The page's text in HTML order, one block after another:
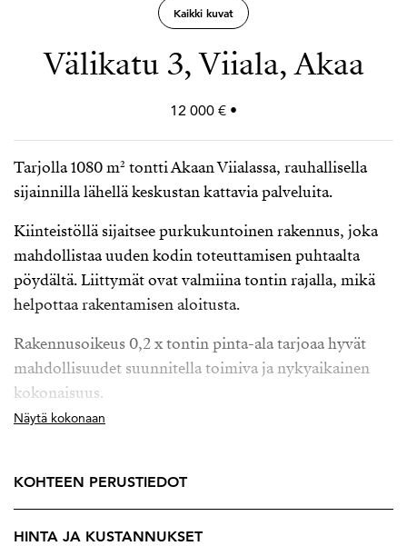
Kaikki kuvat
Välikatu 3, Viiala, Akaa
12 000 € •
Tarjolla 1080 m² tontti Akaan Viialassa, rauhallisella
sijainnilla lähellä keskustan kattavia palveluita.
Kiinteistöllä sijaitsee purkukuntoinen rakennus, joka
mahdollistaa uuden kodin toteuttamisen puhtaalta
pöydältä. Liittymät ovat valmiina tontin rajalla, mikä
helpottaa rakentamisen aloitusta.
Rakennusoikeus 0,2 x tontin pinta-ala tarjoaa hyvät
mahdollisuudet suunnitella toimiva ja nykyaikainen
kokonaisuus.
Tämä tontti sopii erinomaisesti sinulle, joka haluat
läheisyyteen.
Näytä kokonaan
KOHTEEN PERUSTIEDOT
HINTA JA KUSTANNUKSET